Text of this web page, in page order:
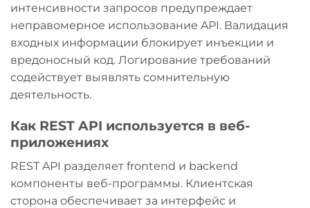
интенсивности запросов предупреждает
неправомерное использование API. Валидация
входных информации блокирует инъекции и
вредоносный код. Логирование требований
содействует выявлять сомнительную
деятельность.
Как REST API используется в веб-
приложениях
REST API разделяет frontend и backend
компоненты веб-программы. Клиентская
сторона обеспечивает за интерфейс и